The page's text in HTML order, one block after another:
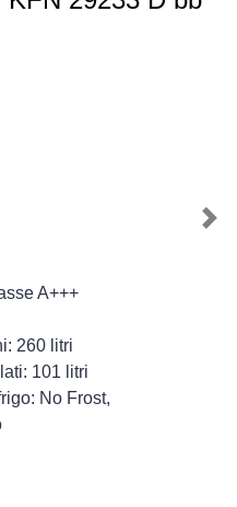
A+++
260 litri
101 litri
No Frost,